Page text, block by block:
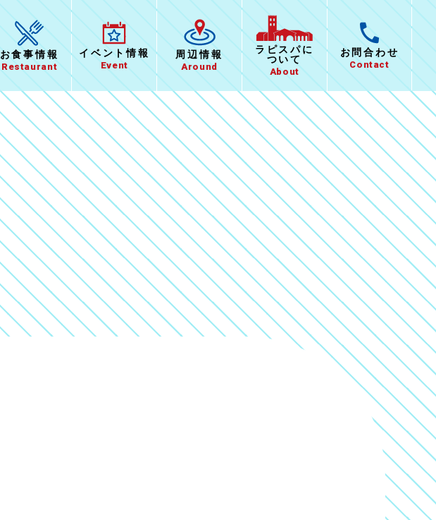
お食事情報
Restaurant
イベント情報
Event
周辺情報
Around
ラピスパに
ついて
About
お問合わせ
Contact